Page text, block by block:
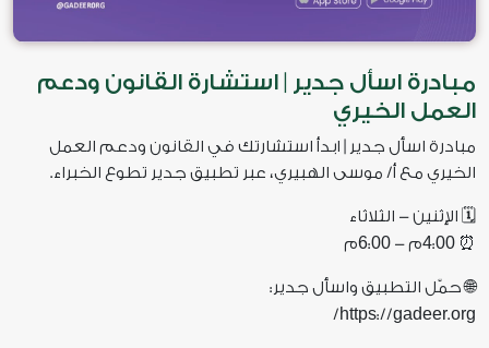
مبادرة اسأل جدير | استشارة القانون ودعم
العمل الخيري
مبادرة اسأل جدير | ابدأ استشارتك في القانون ودعم العمل
الخيري مع أ/ موسى الهبيري، عبر تطبيق جدير تطوع الخبراء.
🗓️ الإثنين - الثلاثاء
⏰
4:00 م - 6:00 م
🌐 حمّل التطبيق واسأل جدير:
https://gadeer.org
/